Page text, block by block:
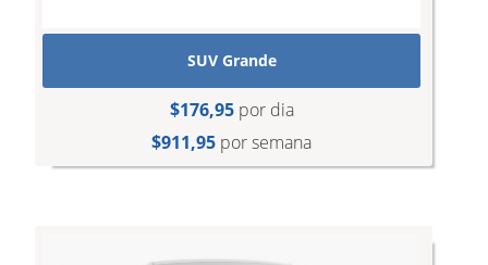
SUV Grande
$176,95por dia
$911,95 por semana